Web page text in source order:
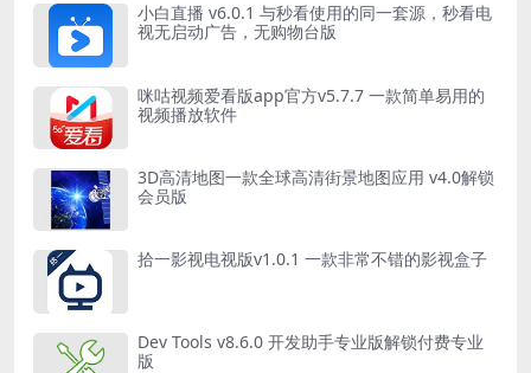
小白直播 v6.0.1 与秒看使用的同一套源，秒看电
视无启动广告，无购物台版
咪咕视频爱看版app官方v5.7.7 一款简单易用的
视频播放软件
3D高清地图一款全球高清街景地图应用 v4.0解锁
会员版
拾一影视电视版v1.0.1 一款非常不错的影视盒子
Dev Tools v8.6.0 开发助手专业版解锁付费专业
版